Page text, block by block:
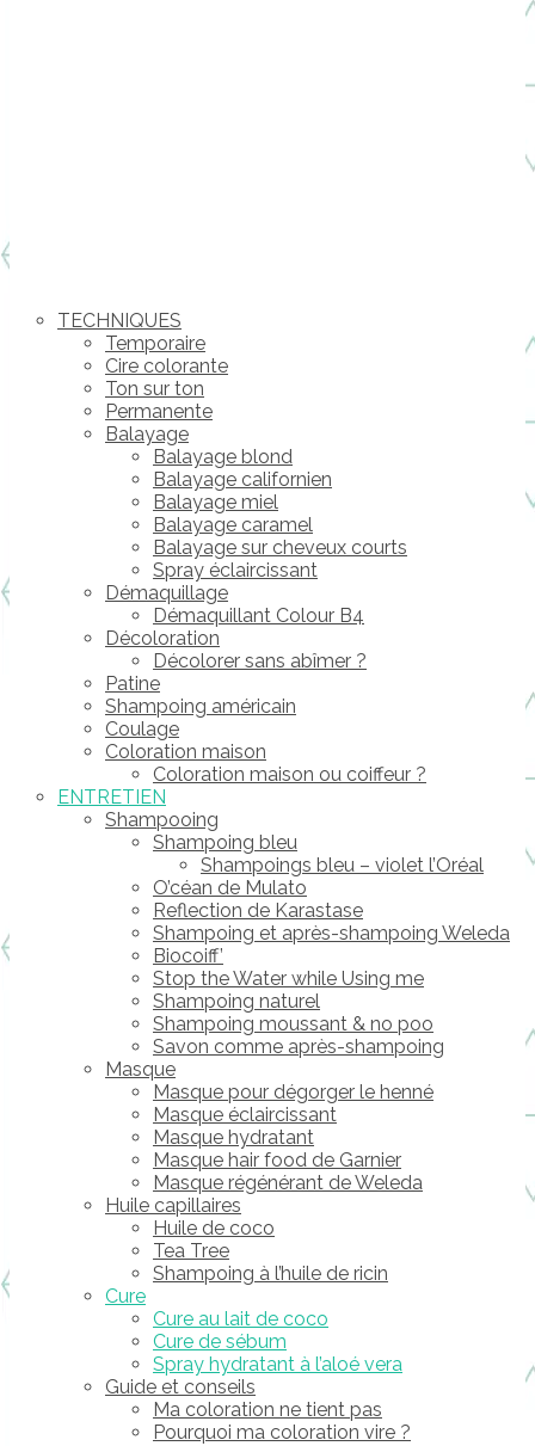
TECHNIQUES
Temporaire
Cire colorante
Ton sur ton
Permanente
Balayage
Balayage blond
Balayage californien
Balayage miel
Balayage caramel
Balayage sur cheveux courts
Spray éclaircissant
Démaquillage
Démaquillant Colour B4
Décoloration
Décolorer sans abîmer ?
Patine
Shampoing américain
Coulage
Coloration maison
Coloration maison ou coiffeur ?
ENTRETIEN
Shampooing
Shampoing bleu
Shampoings bleu – violet l’Oréal
O’céan de Mulato
Reflection de Karastase
Shampoing et après-shampoing Weleda
Biocoiff’
Stop the Water while Using me
Shampoing naturel
Shampoing moussant & no poo
Savon comme après-shampoing
Masque
Masque pour dégorger le henné
Masque éclaircissant
Masque hydratant
Masque hair food de Garnier
Masque régénérant de Weleda
Huile capillaires
Huile de coco
Tea Tree
Shampoing à l’huile de ricin
Cure
Cure au lait de coco
Cure de sébum
Spray hydratant à l’aloé vera
Guide et conseils
Ma coloration ne tient pas
Pourquoi ma coloration vire ?